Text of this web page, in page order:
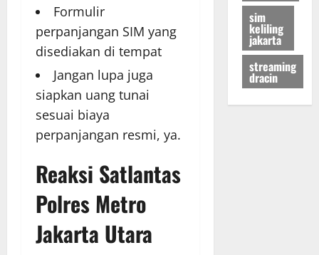
Formulir
perpanjangan SIM yang
disediakan di tempat
Jangan lupa juga
siapkan uang tunai
sesuai biaya
perpanjangan resmi, ya.
Reaksi Satlantas
Polres Metro
Jakarta Utara
sim
keliling
jakarta
streaming
dracin